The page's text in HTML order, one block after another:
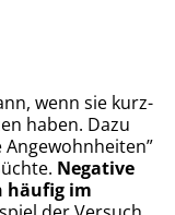
wenn sie kurz-
haben. Dazu
Negative
häufig im